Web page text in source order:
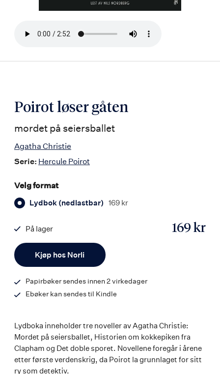
Bla
Poirot løser gåten
mordet på seiersballet
Agatha Christie
Serie: Hercule Poirot
Velg format
Lydbok (nedlastbar) 169 kr
Kjøp hos Norli
169 kr
På lager
9788203378188
Papirbøker sendes innen 2 virkedager
Ebøker kan sendes til Kindle
Lydboka inneholder tre noveller av Agatha Christie:
Mordet på seiersballet, Historien om kokkepiken fra
Clapham og Det doble sporet. Novellene foregår i årene
etter første verdenskrig, da Poirot la grunnlaget for sitt
ry som detektiv.